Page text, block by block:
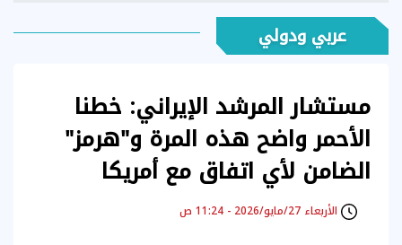
عربي ودولي
مستشار المرشد الإيراني: خطنا
الأحمر واضح هذه المرة و"هرمز"
الضامن لأي اتفاق مع أمريكا
الأربعاء 27/مايو/2026 - 11:24 ص